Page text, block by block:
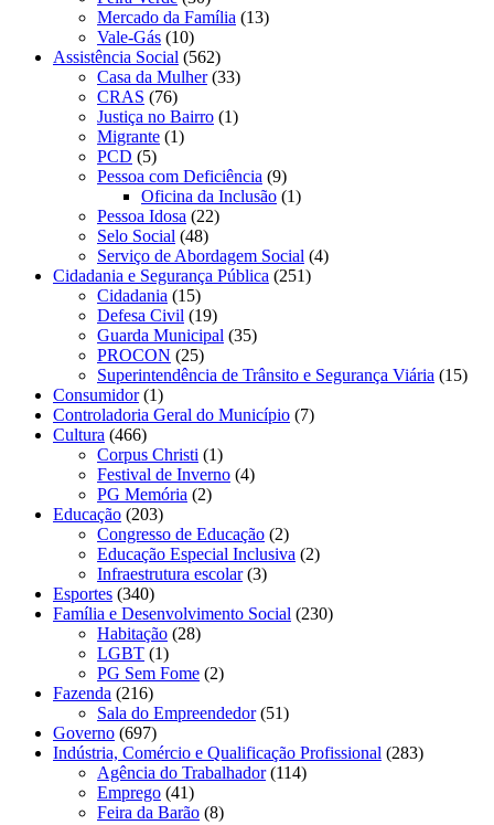
Mercado da Família (13)
Vale-Gás (10)
Assistência Social (562)
Casa da Mulher(33)
CRAS (76)
Justiça no Bairro (1)
Migrante (1)
PCD (5)
Pessoa com Deficiência (9)
Oficina da Inclusão (1)
Pessoa Idosa (22)
Selo Social (48)
Serviço de Abordagem Social (4)
Cidadania e Segurança Pública (251)
Cidadania (15)
Defesa Civil (19)
Guarda Municipal (35)
PROCON (25)
Superintendência de Trânsito e Segurança Viária (15)
Consumidor(1)
Controladoria Geral do Município (7)
Cultura (466)
Corpus Christi (1)
Festival de Inverno (4)
PG Memória (2)
Educação (203)
Congresso de Educação (2)
Educação Especial Inclusiva (2)
Infraestrutura escolar(3)
Esportes (340)
Família e Desenvolvimento Social (230)
Habitação (28)
LGBT (1)
PG Sem Fome (2)
Fazenda (216)
Sala do Empreendedor(51)
Governo (697)
Indústria, Comércio e Qualificação Profissional (283)
Agência do Trabalhador(114)
Emprego (41)
Feira da Barão (8)